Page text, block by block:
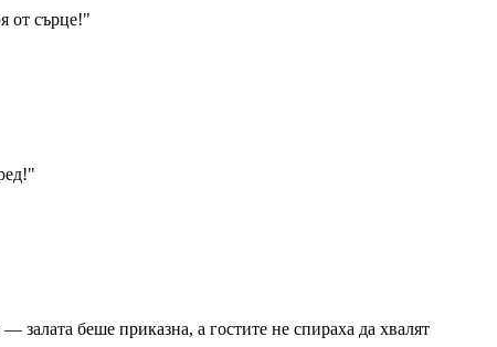
от сърце!"
"
беше приказна, а гостите не спираха да хвалят